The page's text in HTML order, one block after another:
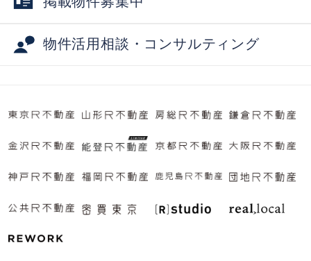
物件活用相談・コンサルティング